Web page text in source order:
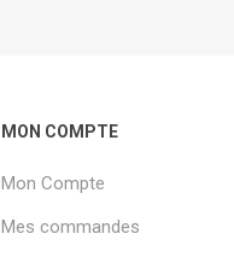
MON COMPTE
Mon Compte
Mes commandes